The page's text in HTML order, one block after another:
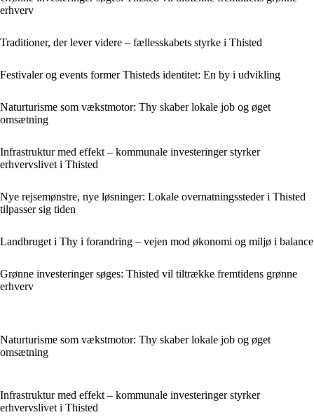
erhverv
Traditioner, der lever videre – fællesskabets styrke i Thisted
Festivaler og events former Thisteds identitet: En by i udvikling
Naturturisme som vækstmotor: Thy skaber lokale job og øget
omsætning
Infrastruktur med effekt – kommunale investeringer styrker
erhvervslivet i Thisted
Nye rejsemønstre, nye løsninger: Lokale overnatningssteder i Thisted
tilpasser sig tiden
Landbruget i Thy i forandring – vejen mod økonomi og miljø i balance
Grønne investeringer søges: Thisted vil tiltrække fremtidens grønne
erhverv
Naturturisme som vækstmotor: Thy skaber lokale job og øget
omsætning
Infrastruktur med effekt – kommunale investeringer styrker
erhvervslivet i Thisted